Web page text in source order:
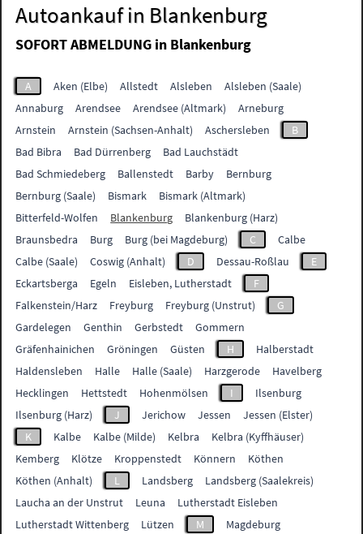
Autoankauf in Blankenburg
SOFORT ABMELDUNG in Blankenburg
A Aken (Elbe) Allstedt Alsleben
Alsleben (Saale)
Annaburg
Arendsee Arendsee (Altmark)
Arneburg
Arnstein
Arnstein (Sachsen-Anhalt) Aschersleben
B
Bad Bibra
Bad Dürrenberg
Bad Lauchstädt
Bad Schmiedeberg
Ballenstedt Barby
Bernburg
Bernburg (Saale)
Bismark
Bismark (Altmark)
Bitterfeld-Wolfen
Blankenburg
Blankenburg (Harz)
Braunsbedra
Burg Burg (bei Magdeburg) C
Calbe
Calbe (Saale)
Coswig (Anhalt) D Dessau-Roßlau
E
Eckartsberga
Egeln Eisleben, Lutherstadt
F
Falkenstein/Harz
Freyburg Freyburg (Unstrut)
G
Gardelegen
Genthin Gerbstedt
Gommern
Gräfenhainichen
Gröningen Güsten H
Halberstadt
Haldensleben
Halle Halle (Saale) Harzgerode
Havelberg
Hecklingen
Hettstedt Hohenmölsen I
Ilsenburg
Ilsenburg (Harz)
J Jerichow Jessen
Jessen (Elster)
K
Kalbe Kalbe (Milde) Kelbra
Kelbra (Kyffhäuser)
Kemberg
Klötze Kroppenstedt Könnern
Köthen
Köthen (Anhalt)
L Landsberg
Landsberg (Saalekreis)
Laucha an der Unstrut
Leuna
Lutherstadt Eisleben
Lutherstadt Wittenberg
Lützen M
Magdeburg